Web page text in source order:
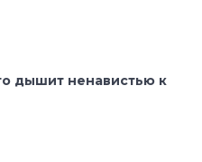
дышит ненавистью к